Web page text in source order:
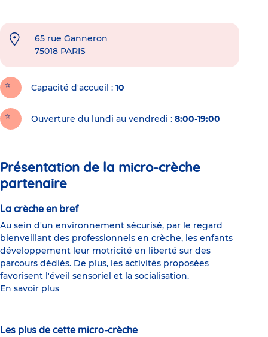
65 rue Ganneron
75018 PARIS
Capacité d'accueil 10
Ouverture du lundi au vendredi : 8:00-19:00
Présentation de la micro-crèche
partenaire
La crèche en bref
Au sein d'un environnement sécurisé, par le regard
bienveillant des professionnels en crèche, les enfants
développement leur motricité en liberté sur des
parcours dédiés. De plus, les activités proposées
favorisent l'éveil sensoriel et la socialisation.
En savoir plus
Les plus de cette micro-crèche